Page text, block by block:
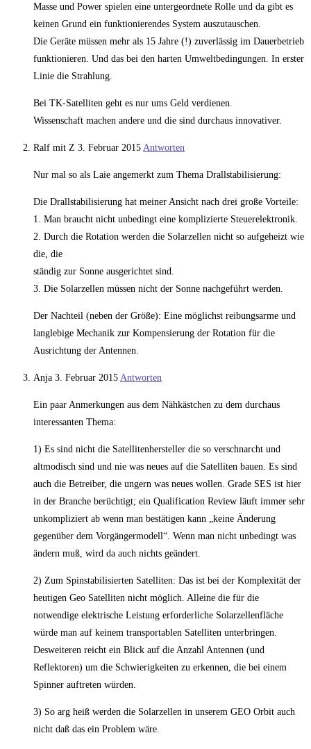
Masse und Power spielen eine untergeordnete Rolle und da gibt es
keinen Grund ein funktionierendes System auszutauschen.
Die Geräte müssen mehr als 15 Jahre (!) zuverlässig im Dauerbetrieb
funktionieren. Und das bei den harten Umweltbedingungen. In erster
Linie die Strahlung.
Bei TK-Satelliten geht es nur ums Geld verdienen.
Wissenschaft machen andere und die sind durchaus innovativer.
Ralf mit Z 3. Februar 2015 Antworten
Nur mal so als Laie angemerkt zum Thema Drallstabilisierung:
Die Drallstabilisierung hat meiner Ansicht nach drei große Vorteile:
1. Man braucht nicht unbedingt eine komplizierte Steuerelektronik.
2. Durch die Rotation werden die Solarzellen nicht so aufgeheizt wie
die, die
ständig zur Sonne ausgerichtet sind.
3. Die Solarzellen müssen nicht der Sonne nachgeführt werden.
Der Nachteil (neben der Größe): Eine möglichst reibungsarme und
langlebige Mechanik zur Kompensierung der Rotation für die
Ausrichtung der Antennen.
Anja 3. Februar 2015 Antworten
Ein paar Anmerkungen aus dem Nähkästchen zu dem durchaus
interessanten Thema:
1) Es sind nicht die Satellitenhersteller die so verschnarcht und
altmodisch sind und nie was neues auf die Satelliten bauen. Es sind
auch die Betreiber, die ungern was neues wollen. Grade SES ist hier
in der Branche berüchtigt; ein Qualification Review läuft immer sehr
unkompliziert ab wenn man bestätigen kann „keine Änderung
gegenüber dem Vorgängermodell“. Wenn man nicht unbedingt was
ändern muß, wird da auch nichts geändert.
2) Zum Spinstabilisierten Satelliten: Das ist bei der Komplexität der
heutigen Geo Satelliten nicht möglich. Alleine die für die
notwendige elektrische Leistung erforderliche Solarzellenfläche
würde man auf keinem transportablen Satelliten unterbringen.
Desweiteren reicht ein Blick auf die Anzahl Antennen (und
Reflektoren) um die Schwierigkeiten zu erkennen, die bei einem
Spinner auftreten würden.
3) So arg heiß werden die Solarzellen in unserem GEO Orbit auch
nicht daß das ein Problem wäre.